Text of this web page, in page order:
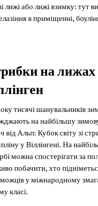
лижі або лижі взимку: тут
в приміщенні,
на лижах
тисячі шанувальників
на найбільшу
від Альп: Кубок світу зі
у Віллінгені. На
можна спостерігати за
побачити, хто
у міжнародному
класі.